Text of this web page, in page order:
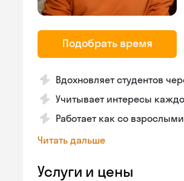
Подобрать время
Вдохновляет студентов
Учитывает интересы
Работает как со
Читать дальше
Услуги и цены